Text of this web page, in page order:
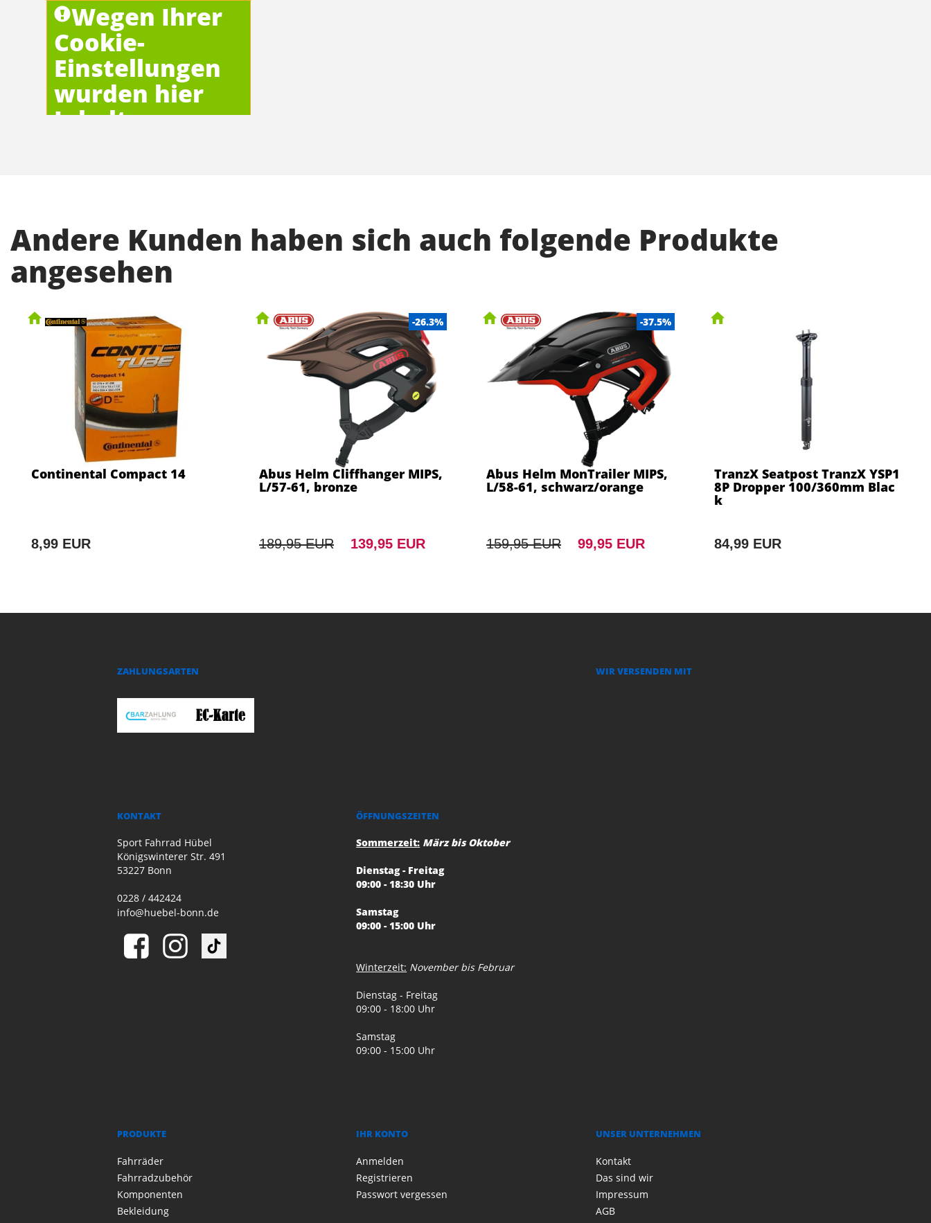
Wegen Ihrer
Cookie-
Einstellungen
wurden hier
Inhalte
Andere Kunden haben sich auch folgende Produkte
angesehen
Continental Compact 14
8,99 EUR
-26.3%
Abus Helm Cliffhanger MIPS,
L/57-61, bronze
189,95 EUR 139,95 EUR
-37.5%
Abus Helm MonTrailer MIPS,
L/58-61, schwarz/orange
159,95 EUR 99,95 EUR
TranzX Seatpost TranzX YSP1
8P Dropper 100/360mm Blac
k
84,99 EUR
ZAHLUNGSARTEN WIR VERSENDEN MIT
KONTAKT
Sport Fahrrad Hübel
Königswinterer Str. 491
53227 Bonn
0228 / 442424
info@huebel-bonn.de
ÖFFNUNGSZEITEN
Sommerzeit: März bis Oktober
Dienstag - Freitag
09:00 - 18:30 Uhr
Samstag
09:00 - 15:00 Uhr
Winterzeit: November bis Februar
Dienstag - Freitag
09:00 - 18:00 Uhr
Samstag
09:00 - 15:00 Uhr
PRODUKTE
Fahrräder
Fahrradzubehör
Komponenten
Bekleidung
IHR KONTO
Anmelden
Registrieren
Passwort vergessen
UNSER UNTERNEHMEN
Kontakt
Das sind wir
Impressum
AGB